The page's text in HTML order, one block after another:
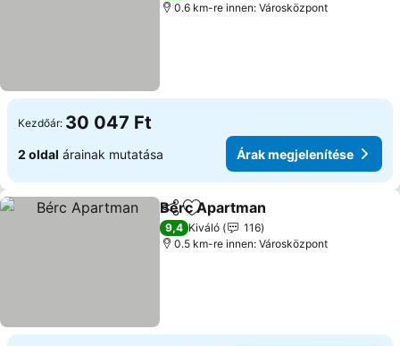
0.6 km-re innen: Városközpont
Kezdőár: 30 047 Ft
2 oldal árainak mutatása Árak megjelenítése
Megosztás
Hozzáadás a kedvencekhez
Bérc Apartman
9,4 Kiváló
116
0.5 km-re innen: Városközpont